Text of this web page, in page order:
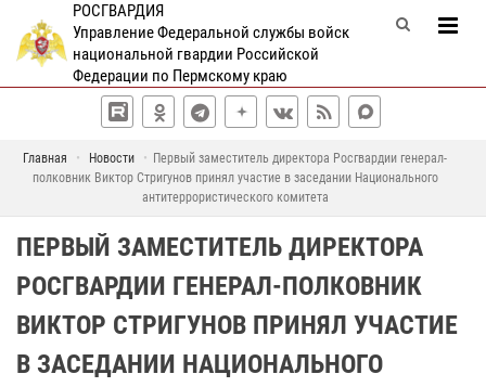
РОСГВАРДИЯ
Управление Федеральной службы войск
национальной гвардии Российской
Федерации по Пермскому краю
Главная Новости
Первый заместитель директора Росгвардии генерал-
полковник Виктор Стригунов принял участие в заседании Национального
антитеррористического комитета
ПЕРВЫЙ ЗАМЕСТИТЕЛЬ ДИРЕКТОРА
РОСГВАРДИИ ГЕНЕРАЛ-ПОЛКОВНИК
ВИКТОР СТРИГУНОВ ПРИНЯЛ УЧАСТИЕ
В ЗАСЕДАНИИ НАЦИОНАЛЬНОГО